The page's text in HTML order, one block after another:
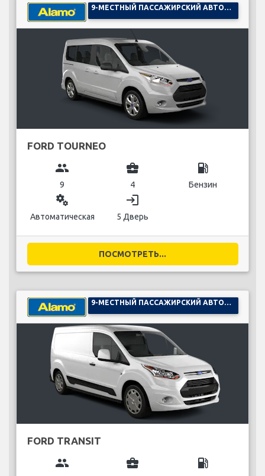
FORD TOURNEO
group
9
business_center
4
local_gas_station
Бензин
miscellaneous_services
Автоматическая
login
5 Дверь
ПОСМОТРЕТЬ...
FORD TRANSIT
group business_center local_gas_station